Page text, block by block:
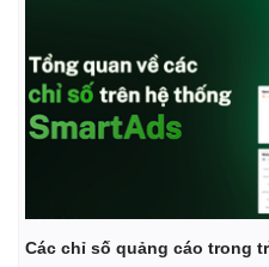
Doanh nghiệp
Thông tin doanh nghiệp
Vì cộng đồng
Các chỉ số quảng cáo trong